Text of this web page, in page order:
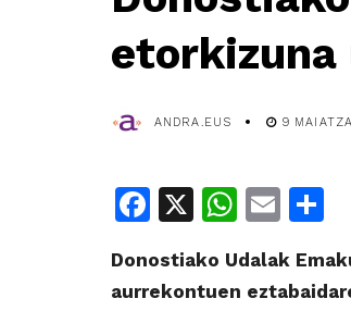
etorkizuna
ANDRA.EUS 9
Facebook
X
Donostiako Udalak
aurrekontuen